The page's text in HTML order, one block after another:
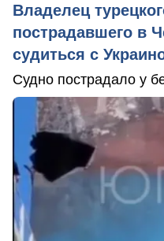
Владелец
пострадавшего в
судиться с
Судно пострадало у